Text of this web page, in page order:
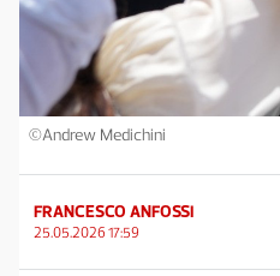
©Andrew Medichini
FRANCESCO ANFOSSI
25.05.2026 17:59